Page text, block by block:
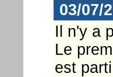
03/07/
Il n'y a
Le
est